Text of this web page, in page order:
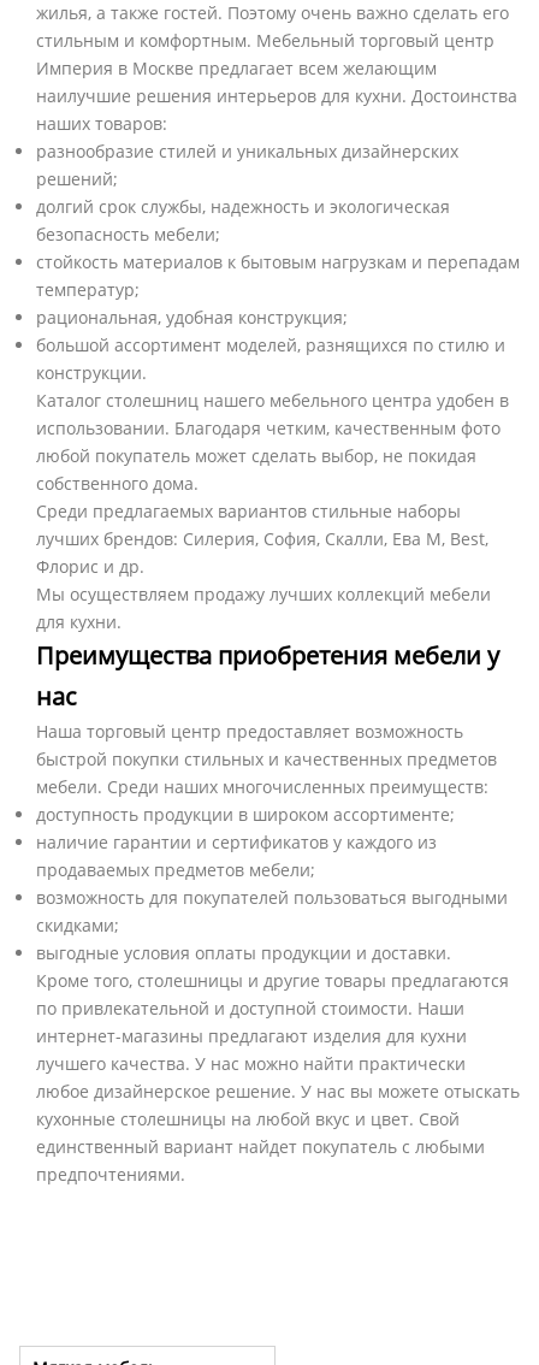
жилья, а также гостей. Поэтому очень важно сделать его
стильным и комфортным. Мебельный торговый центр
Империя в Москве предлагает всем желающим
наилучшие решения интерьеров для кухни. Достоинства
наших товаров:
разнообразие стилей и уникальных дизайнерских
решений;
долгий срок службы, надежность и экологическая
безопасность мебели;
стойкость материалов к бытовым нагрузкам и перепадам
температур;
рациональная, удобная конструкция;
большой ассортимент моделей, разнящихся по стилю и
конструкции.
Каталог столешниц нашего мебельного центра удобен в
использовании. Благодаря четким, качественным фото
любой покупатель может сделать выбор, не покидая
собственного дома.
Среди предлагаемых вариантов стильные наборы
лучших брендов: Силерия, София, Скалли, Ева М, Best,
Флорис и др.
Мы осуществляем продажу лучших коллекций мебели
для кухни.
Преимущества приобретения мебели у
нас
Наша торговый центр предоставляет возможность
быстрой покупки стильных и качественных предметов
мебели. Среди наших многочисленных преимуществ:
доступность продукции в широком ассортименте;
наличие гарантии и сертификатов у каждого из
продаваемых предметов мебели;
возможность для покупателей пользоваться выгодными
скидками;
выгодные условия оплаты продукции и доставки.
Кроме того, столешницы и другие товары предлагаются
по привлекательной и доступной стоимости. Наши
интернет-магазины предлагают изделия для кухни
лучшего качества. У нас можно найти практически
любое дизайнерское решение. У нас вы можете отыскать
кухонные столешницы на любой вкус и цвет. Свой
единственный вариант найдет покупатель с любыми
предпочтениями.